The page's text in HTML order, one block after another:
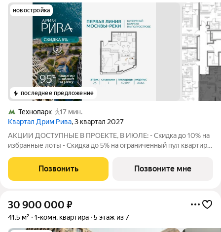
новостройка
последнее предложение
Технопарк
17 мин.
Квартал Дрим Рива, 3 квартал 2027
АКЦИИ ДОСТУПНЫЕ В ПРОЕКТЕ, В ИЮЛЕ: - Скидка до 10% на
избранные лоты - Скидка до 5% на ограниченный пул квартир -
удорожания. Размер скидки зависит от суммы
первоначального взноса и рассчитывается
Позвонить Позвоните мне
30 900 000 ₽
41,5 м² 1-комн. квартира 5 этаж из 7